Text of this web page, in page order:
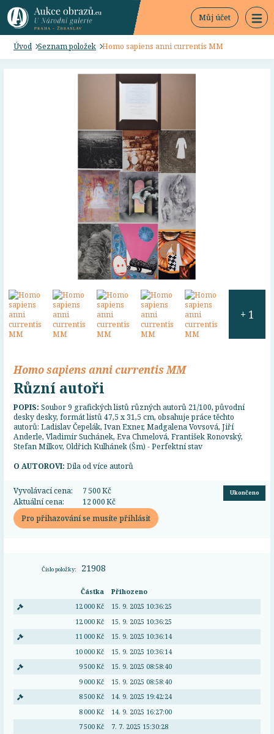
Můj účet
Úvod Seznam položek Homo sapiens anni currentis MM
+ 1
Homo sapiens anni currentis MM
Různí autoři
POPIS: Soubor 9 grafických listů různých autorů 21/100, původní
desky desky, formát listů 47,5 x 31,5 cm, obsahuje práce těchto
autorů: Ladislav Čepelák, Ivan Exner, Madgalena Vovsová, Jiří
Anderle, Vladimír Suchánek, Eva Chmelová, František Ronovský,
Stefan Milkov, Oldřich Kulhánek (Šm) - Perfektní stav
O AUTOROVI: Díla od více autorů
Vyvolávací cena:
7 500 Kč
Aktuální cena:
12 000 Kč
Ukončeno
Pro přihazování se musíte přihlásit
Číslo položky: 21908
Částka
Přihozeno
12 000 Kč
15. 9. 2025 10:36:25
12 000 Kč
15. 9. 2025 10:36:25
11 000 Kč
15. 9. 2025 10:36:14
10 000 Kč
15. 9. 2025 10:36:14
9 500 Kč
15. 9. 2025 08:58:40
9 000 Kč
15. 9. 2025 08:58:40
8 500 Kč
14. 9. 2025 19:42:24
8 000 Kč
14. 9. 2025 16:27:00
7 500 Kč
7. 7. 2025 15:30:28